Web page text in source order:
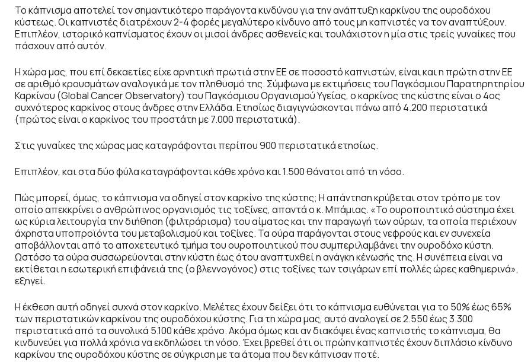
Το κάπνισμα αποτελεί τον σημαντικότερο παράγοντα κινδύνου για την ανάπτυξη καρκίνου της ουροδόχου
κύστεως. Οι καπνιστές διατρέχουν 2-4 φορές μεγαλύτερο κίνδυνο από τους μη καπνιστές να τον αναπτύξουν.
Επιπλέον, ιστορικό καπνίσματος έχουν οι μισοί άνδρες ασθενείς και τουλάχιστον η μία στις τρείς γυναίκες που
πάσχουν από αυτόν.
Η χώρα μας, που επί δεκαετίες είχε αρνητική πρωτιά στην ΕΕ σε ποσοστό καπνιστών, είναι και η πρώτη στην ΕΕ
σε αριθμό κρουσμάτων αναλογικά με τον πληθυσμό της. Σύμφωνα με εκτιμήσεις του Παγκόσμιου Παρατηρητηρίου
Καρκίνου (Global Cancer Observatory) του Παγκόσμιου Οργανισμού Υγείας, ο καρκίνος της κύστης είναι ο 4ος
συχνότερος καρκίνος στους άνδρες στην Ελλάδα. Ετησίως διαγιγνώσκονται πάνω από 4.200 περιστατικά
(πρώτος είναι ο καρκίνος του προστάτη με 7.000 περιστατικά).
Στις γυναίκες της χώρας μας καταγράφονται περίπου 900 περιστατικά ετησίως.
Επιπλέον, και στα δύο φύλα καταγράφονται κάθε χρόνο και 1.500 θάνατοι από τη νόσο.
Πώς μπορεί, όμως, το κάπνισμα να οδηγεί στον καρκίνο της κύστης; Η απάντηση κρύβεται στον τρόπο με τον
οποίο απεκκρίνει ο ανθρώπινος οργανισμός τις τοξίνες, απαντά ο κ. Μπάμιας. «Το ουροποιητικό σύστημα έχει
ως κύρια λειτουργία την διήθηση (φιλτράρισμα) του αίματος και την παραγωγή των ούρων, τα οποία περιέχουν
άχρηστα υποπροϊόντα του μεταβολισμού και τοξίνες. Τα ούρα παράγονται στους νεφρούς και εν συνεχεία
αποβάλλονται από το αποχετευτικό τμήμα του ουροποιητικού που συμπεριλαμβάνει την ουροδόχο κύστη.
Ωστόσο τα ούρα συσσωρεύονται στην κύστη έως ότου αναπτυχθεί η ανάγκη κένωσής της. Η συνέπεια είναι να
εκτίθεται η εσωτερική επιφάνειά της (ο βλεννογόνος) στις τοξίνες των τσιγάρων επί πολλές ώρες καθημερινά»,
εξηγεί.
Η έκθεση αυτή οδηγεί συχνά στον καρκίνο. Μελέτες έχουν δείξει ότι το κάπνισμα ευθύνεται για το 50% έως 65%
των περιστατικών καρκίνου της ουροδόχου κύστης. Για τη χώρα μας, αυτό αναλογεί σε 2.550 έως 3.300
περιστατικά από τα συνολικά 5.100 κάθε χρόνο. Ακόμα όμως και αν διακόψει ένας καπνιστής το κάπνισμα, θα
κινδυνεύει για πολλά χρόνια να εκδηλώσει τη νόσο. Έχει βρεθεί ότι οι πρώην καπνιστές έχουν διπλάσιο κίνδυνο
καρκίνου της ουροδόχου κύστης σε σύγκριση με τα άτομα που δεν κάπνισαν ποτέ.